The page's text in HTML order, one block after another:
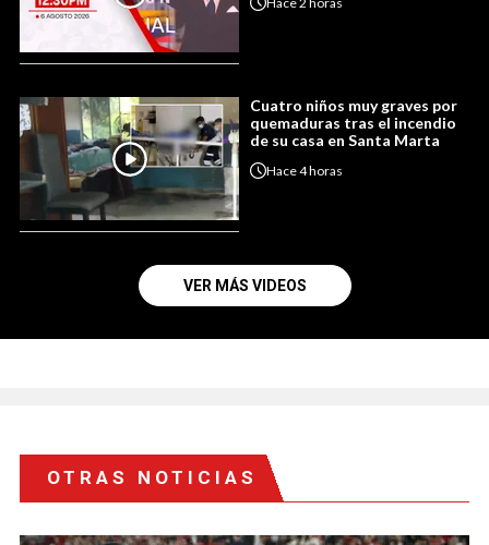
Cuatro niños muy graves por
quemaduras tras el incendio
de su casa en Santa Marta
Hace4 horas
VER MÁS VIDEOS
OTRAS NOTICIAS